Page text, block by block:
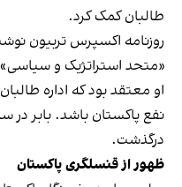
طالبان کمک کرد.
روزنامه اکسپرس تربیون
«متحد استراتژیک و سیاسی»
او معتقد بود که اداره
درگذشت.
ظهور از قنسلگری پاکستان